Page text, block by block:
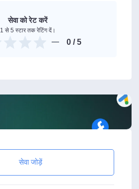
सेवा को रेट करें
1 से 5 स्टार तक रेटिंग दें।
0/ 5
सेवा जोड़ें